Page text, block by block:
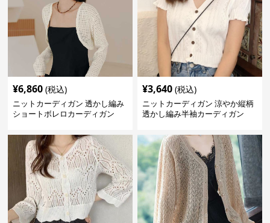
¥6,860 (税込)
ニットカーディガン 透かし編み
ショートボレロカーディガン
¥3,640 (税込)
ニットカーディガン 涼やか縦柄
透かし編み半袖カーディガン